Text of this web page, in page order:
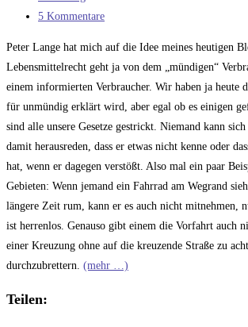
zur
Nährwertkennzeichnung?
Kategorie:
Beitrags-
5 Kommentare
Peter Lange hat mich auf die Idee meines heutigen
Lebensmittelrecht geht ja von dem „mündigen“
einem informierten Verbraucher. Wir haben ja heute
für unmündig erklärt wird, aber egal ob es einigen
sind alle unsere Gesetze gestrickt. Niemand kann
damit herausreden, dass er etwas nicht kenne oder
hat, wenn er dagegen verstößt. Also mal ein paar
Gebieten: Wenn jemand ein Fahrrad am Wegrand
längere Zeit rum, kann er es auch nicht mitnehmen,
ist herrenlos. Genauso gibt einem die Vorfahrt auch
einer Kreuzung ohne auf die kreuzende Straße zu
durchzubrettern. (mehr …)
Teilen: